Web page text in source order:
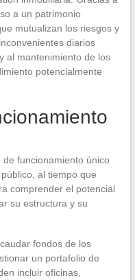
a un patrimonio
mutualizan los riesgos y
diarios
al mantenimiento de los
potencialmente
funcionamiento único
al tiempo que
comprender el potencial
su estructura y su
fondos de los
un portafolio de
incluir oficinas,